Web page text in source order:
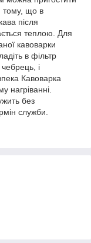
тому, що в
після
теплою. Для
кавоварки
в фільтр
і
Кавоварка
нагріванні.
без
служби.